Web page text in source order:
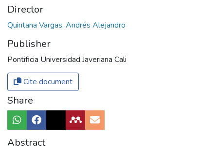
Director
Quintana Vargas, Andrés Alejandro
Publisher
Pontificia Universidad Javeriana Cali
Cite document
Share
Abstract